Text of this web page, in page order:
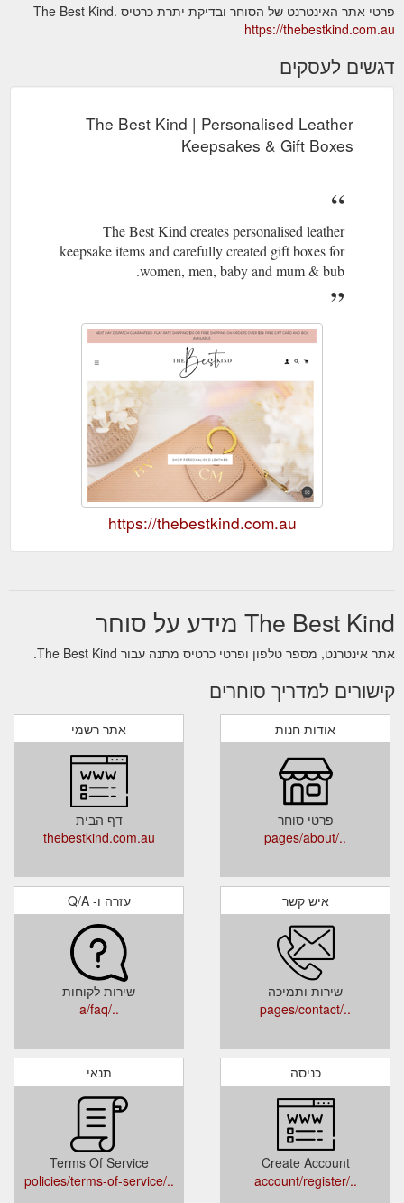
פרטי אתר האינטרנט של הסוחר ובדיקת יתרת כרטיס The Best Kind.
https://thebestkind.com.au
דגשים לעסקים
The Best Kind | Personalised Leather
Keepsakes & Gift Boxes
The Best Kind creates personalised leather
keepsake items and carefully created gift boxes for
women, men, baby and mum & bub.
https://thebestkind.com.au
The Best Kind מידע על סוחר
אתר אינטרנט, מספר טלפון ופרטי כרטיס מתנה עבור The Best Kind.
קישורים למדריך סוחרים
אתר רשמי
דף הבית
thebestkind.com.au
אודות חנות
פרטי סוחר
../pages/about
עזרה ו- Q/A
שירות לקוחות
../a/faq
איש קשר
שירות ותמיכה
../pages/contact
תנאי
Terms Of Service
../policies/terms-of-service
כניסה
Create Account
../account/register